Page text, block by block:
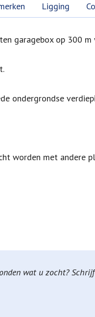
Ligging
garagebox op 300 m
ondergrondse
worden met andere
wat u zocht?